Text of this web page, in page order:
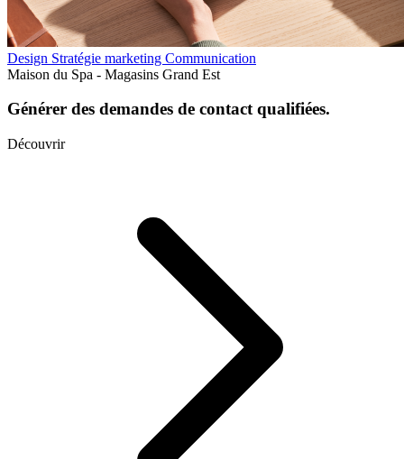
Design Stratégie marketing Communication
Maison du Spa - Magasins Grand Est
Générer des demandes de contact qualifiées.
Découvrir